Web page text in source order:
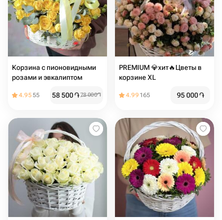
Корзина с пионовидными
розами и эвкалиптом
4.9555 58 500֏78 000֏
PREMIUM 💎хит🔥Цветы в
корзине XL
4.99 165 95 000֏